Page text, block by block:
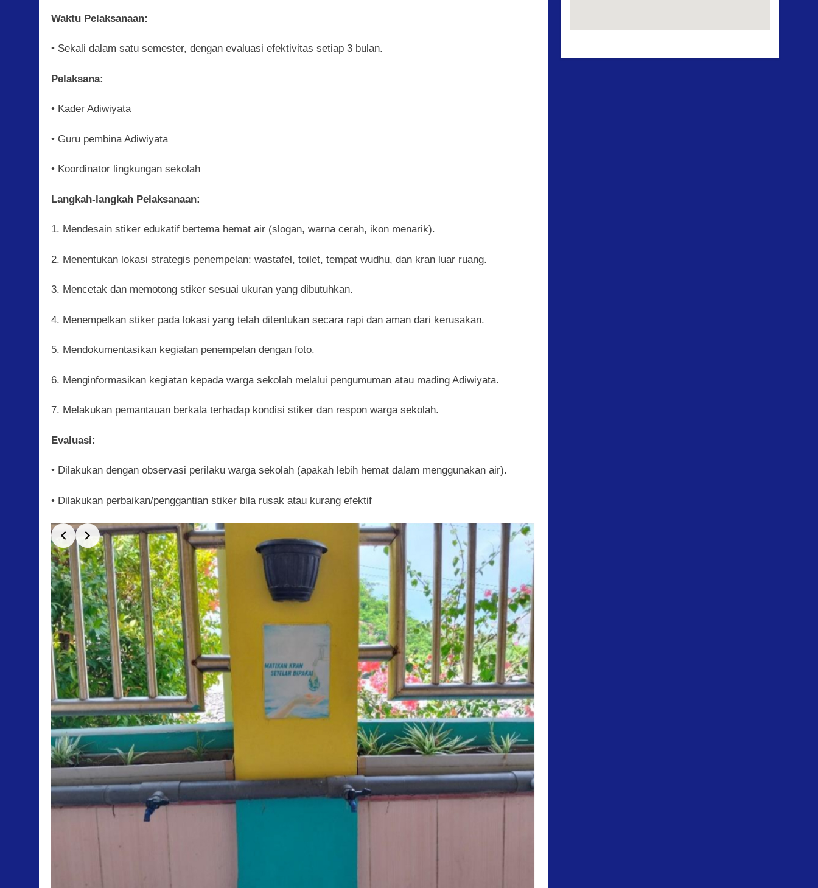
Waktu Pelaksanaan:
• Sekali dalam satu semester, dengan evaluasi efektivitas setiap 3 bulan.
Pelaksana:
• Kader Adiwiyata
• Guru pembina Adiwiyata
• Koordinator lingkungan sekolah
Langkah-langkah Pelaksanaan:
1. Mendesain stiker edukatif bertema hemat air (slogan, warna cerah, ikon menarik).
2. Menentukan lokasi strategis penempelan: wastafel, toilet, tempat wudhu, dan kran luar ruang.
3. Mencetak dan memotong stiker sesuai ukuran yang dibutuhkan.
4. Menempelkan stiker pada lokasi yang telah ditentukan secara rapi dan aman dari kerusakan.
5. Mendokumentasikan kegiatan penempelan dengan foto.
6. Menginformasikan kegiatan kepada warga sekolah melalui pengumuman atau mading Adiwiyata.
7. Melakukan pemantauan berkala terhadap kondisi stiker dan respon warga sekolah.
Evaluasi:
• Dilakukan dengan observasi perilaku warga sekolah (apakah lebih hemat dalam menggunakan air).
• Dilakukan perbaikan/penggantian stiker bila rusak atau kurang efektif
Slide 2 of 3